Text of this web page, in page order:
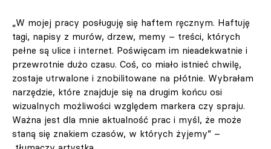
„W mojej pracy posługuję się haftem ręcznym. Haftuję
tagi, napisy z murów, drzew, memy – treści, których
pełne są ulice i internet. Poświęcam im nieadekwatnie i
przewrotnie dużo czasu. Coś, co miało istnieć chwilę,
zostaje utrwalone i znobilitowane na płótnie. Wybrałam
narzędzie, które znajduje się na drugim końcu osi
wizualnych możliwości względem markera czy spraju.
Ważna jest dla mnie aktualność prac i myśl, że może
staną się znakiem czasów, w których żyjemy” –